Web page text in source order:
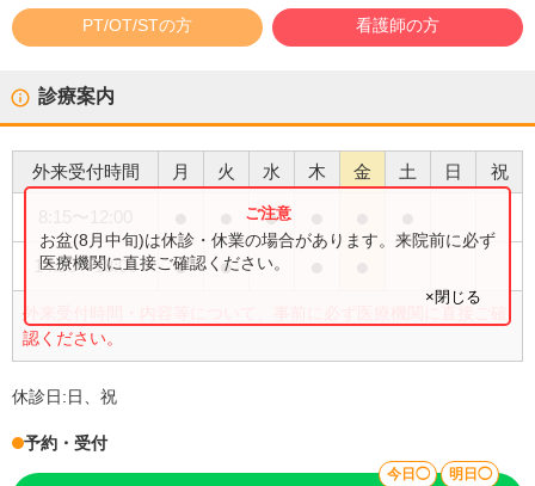
PT/OT/STの方 看護師の方
診療案内
外来受付時間 月 火 水 木 金 土 日 祝
●
14:00〜18:00 ● ●
外来受付時間・内容等について、事前に必ず医療機関に直接ご確
認ください。
お盆(8月中旬)は休診・休業の場合があります。来院前に必ず
医療機関に直接ご確認ください。
×閉じる
休診日:日、祝
予約・受付
今日◯ 明日◯